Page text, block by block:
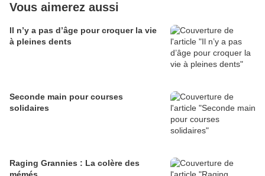
Vous aimerez aussi
Il n’y a pas d’âge pour croquer la vie
à pleines dents
Seconde main pour courses
solidaires
Raging Grannies : La colère des